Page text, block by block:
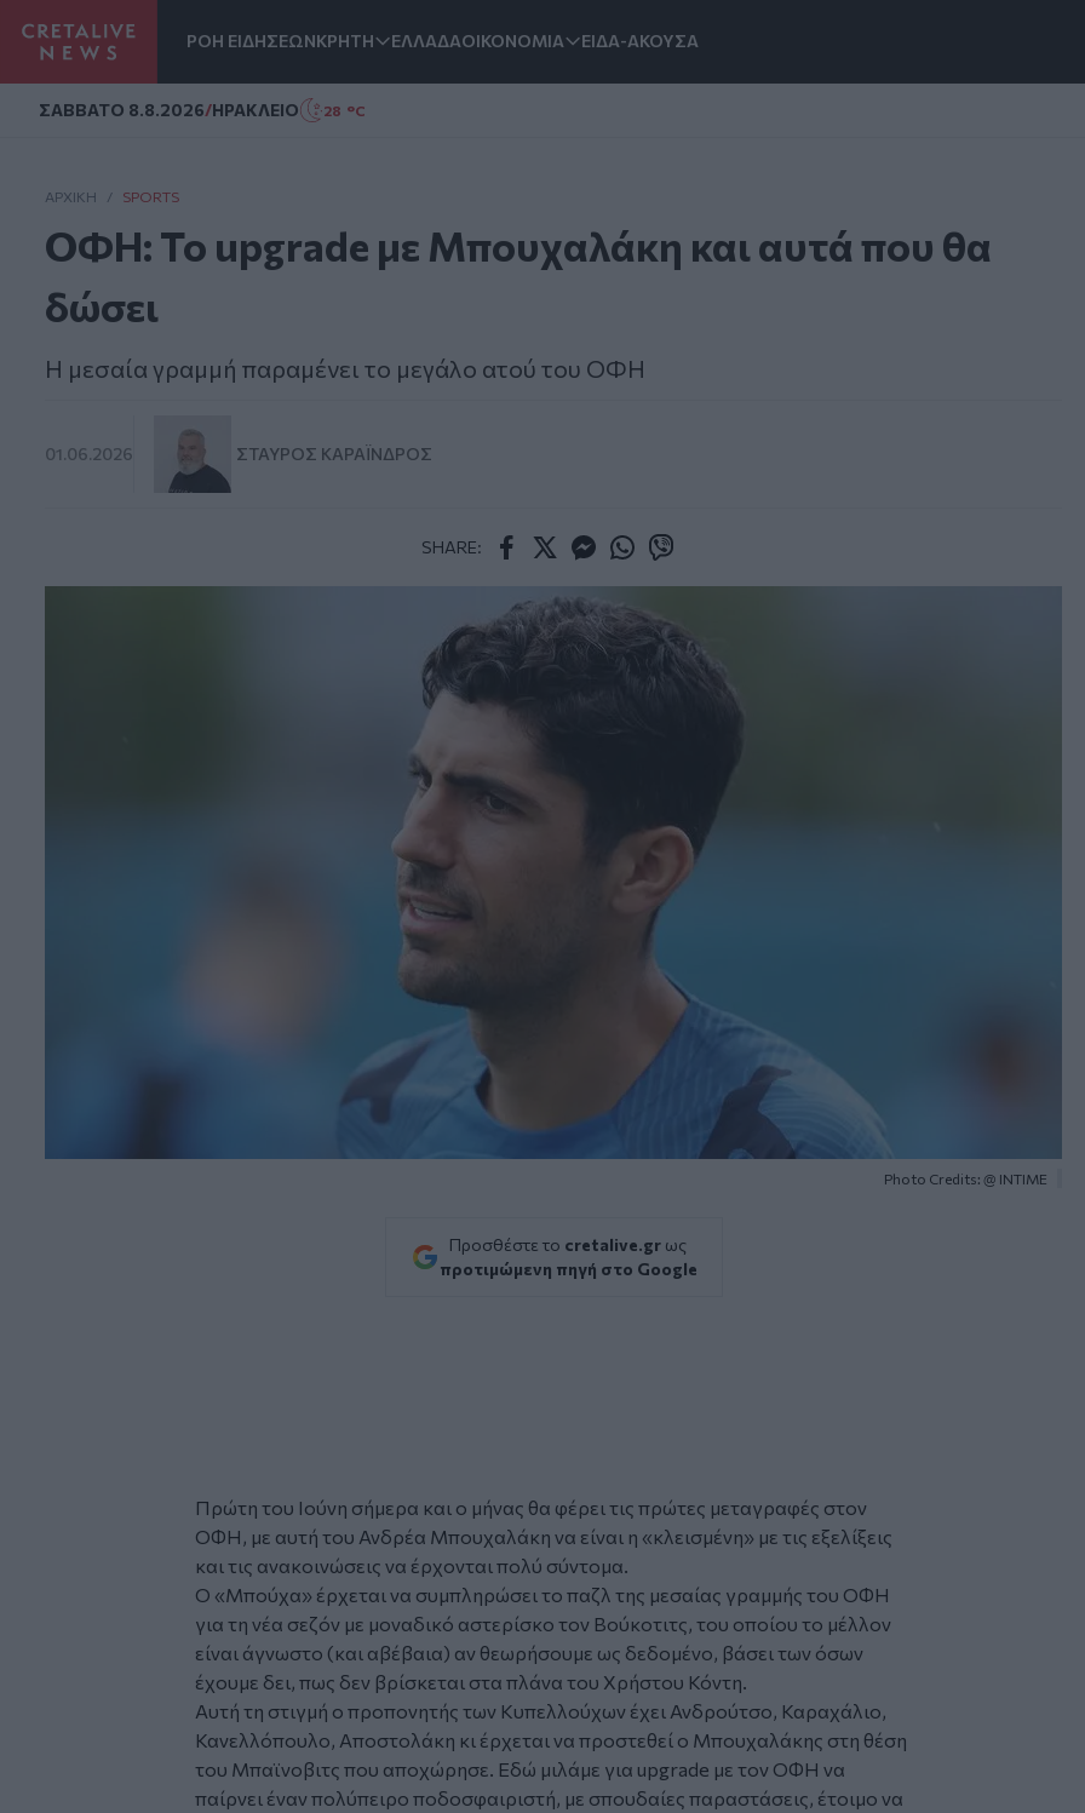
ΡΟΗ ΕΙΔΗΣΕΩΝΚΡΗΤΗ ΕΛΛΑΔΑΟΙΚΟΝΟΜΙΑ ΕΙΔΑ-ΑΚΟΥΣΑ
ΣAΒΒΑΤΟ 8.8.2026/ΗΡΑΚΛΕΙΟ 28 °C
ΑΡΧΙΚΗ / SPORTS
ΟΦΗ: Το upgrade με Μπουχαλάκη και αυτά που θα
δώσει
Η μεσαία γραμμή παραμένει το μεγάλο ατού του ΟΦΗ
01.06.2026 ΣΤΑΎΡΟΣ ΚΑΡΑΪ́ΝΔΡΟΣ
SHARE:
Photo Credits: @ ΙΝΤΙΜΕ
Προσθέστε το cretalive.gr ως
προτιμώμενη πηγή στο Google
Πρώτη του Ιούνη σήμερα και ο μήνας θα φέρει τις πρώτες μεταγραφές στον
ΟΦΗ, με αυτή του Ανδρέα Μπουχαλάκη να είναι η «κλεισμένη» με τις εξελίξεις
και τις ανακοινώσεις να έρχονται πολύ σύντομα.
Ο «Μπούχα» έρχεται να συμπληρώσει το παζλ της μεσαίας γραμμής του ΟΦΗ
για τη νέα σεζόν με μοναδικό αστερίσκο τον Βούκοτιτς, του οποίου το μέλλον
είναι άγνωστο (και αβέβαια) αν θεωρήσουμε ως δεδομένο, βάσει των όσων
έχουμε δει, πως δεν βρίσκεται στα πλάνα του Χρήστου Κόντη.
Αυτή τη στιγμή ο προπονητής των Κυπελλούχων έχει Ανδρούτσο, Καραχάλιο,
Κανελλόπουλο, Αποστολάκη κι έρχεται να προστεθεί ο Μπουχαλάκης στη θέση
του Μπαϊνοβιτς που αποχώρησε. Εδώ μιλάμε για upgrade με τον ΟΦΗ να
παίρνει έναν πολύπειρο ποδοσφαιριστή, με σπουδαίες παραστάσεις, έτοιμο να